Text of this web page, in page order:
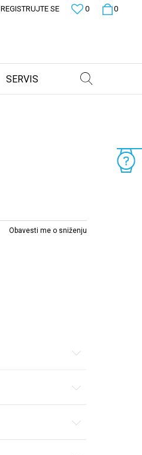
0
0
REGISTRUJTE SE
SERVIS
Obavesti me o sniženju